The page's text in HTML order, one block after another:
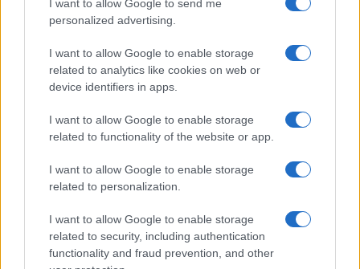
I want to allow Google to send me
personalized advertising.
I want to allow Google to enable storage
related to analytics like cookies on web or
device identifiers in apps.
I want to allow Google to enable storage
related to functionality of the website or app.
I want to allow Google to enable storage
related to personalization.
I want to allow Google to enable storage
related to security, including authentication
functionality and fraud prevention, and other
Delta Center
Meteo Olbia 9 agosto, temperature in calo
Salmo finisce in ospedale a Catania, ma il tour
va avanti: “Sicilia, ci sono”
Jovanotti, Gabry Ponte e Alfa: Olbia ombelico del
mondo per una notte
Giorgia Meloni a La Maddalena, la vicesindaco: